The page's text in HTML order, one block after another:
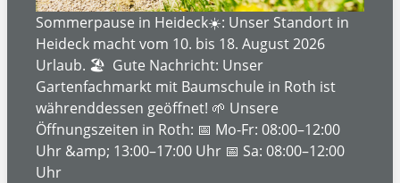
Sommerpause in Heideck☀️: Unser Standort in
Heideck macht vom 10. bis 18. August 2026
Urlaub. 🏖️ Gute Nachricht: Unser
Gartenfachmarkt mit Baumschule in Roth ist
währenddessen geöffnet! 🌱 Unsere
Öffnungszeiten in Roth: 📅 Mo-Fr: 08:00–12:00
Uhr &amp; 13:00–17:00 Uhr 📅 Sa: 08:00–12:00
Uhr